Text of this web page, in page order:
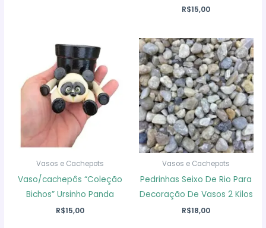
R$15,00
Vasos e Cachepots
Vaso/cachepôs “Coleção
Bichos” Ursinho Panda
R$15,00
Vasos e Cachepots
Pedrinhas Seixo De Rio Para
Decoração De Vasos 2 Kilos
R$18,00